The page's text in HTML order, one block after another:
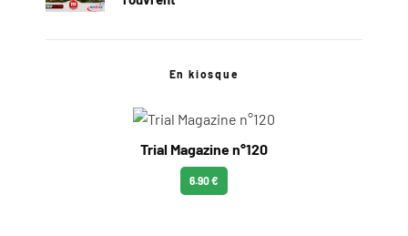
En kiosque
Trial Magazine n°120
6.90 €